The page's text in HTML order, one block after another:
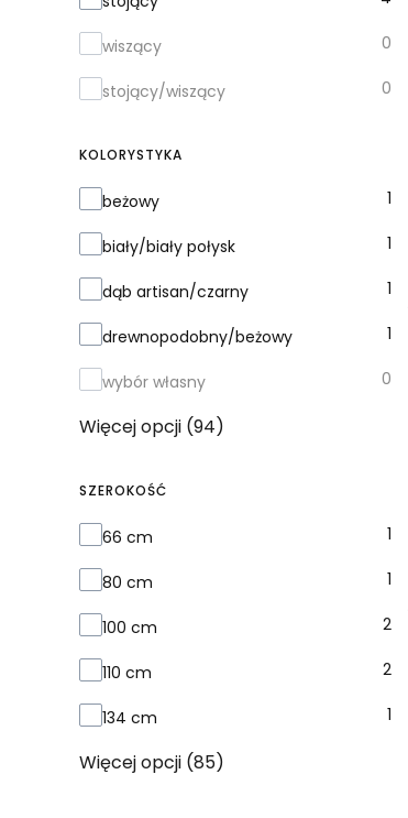
wiszący 0
stojący/wiszący 0
KOLORYSTYKA
Kolorystyka
beżowy 1
biały/biały połysk 1
dąb artisan/czarny 1
drewnopodobny/beżowy 1
wybór własny 0
Więcej opcji (94)
SZEROKOŚĆ
Szerokość
66 cm 1
80 cm 1
100 cm 2
110 cm 2
134 cm 1
Więcej opcji (85)